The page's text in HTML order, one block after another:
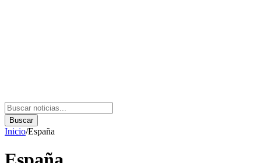
Buscar
Inicio/España